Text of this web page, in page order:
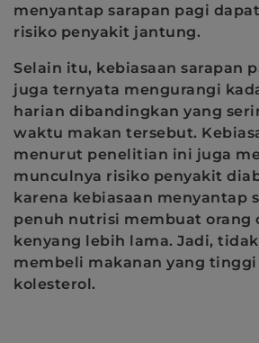
menyantap sarapan pagi
risiko penyakit jantung.
Selain itu, kebiasaan sarapan
juga ternyata mengurangi
harian dibandingkan yang
waktu makan tersebut.
menurut penelitian ini juga
munculnya risiko penyakit
karena kebiasaan menyantap
penuh nutrisi membuat orang
kenyang lebih lama. Jadi,
membeli makanan yang
kolesterol.